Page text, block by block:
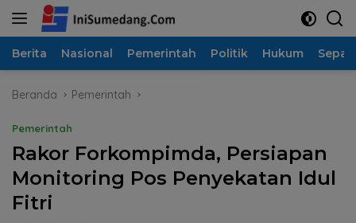
Langsung
Berita Nasional Pemerintah Politik Hukum
Beranda Pemerintah
Pemerintah
Rakor Forkompimda, Persiapan
Monitoring Pos Penyekatan Idul
Fitri